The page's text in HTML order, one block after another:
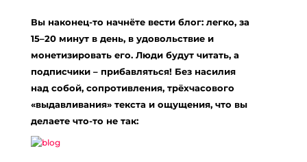
Обязательные поля помечены*
Вы наконец-то начнёте вести блог: легко, за
15–20 минут в день, в удовольствие и
монетизировать его. Люди будут читать, а
подписчики – прибавляться! Без насилия
над собой, сопротивления, трёхчасового
«выдавливания» текста и ощущения, что вы
делаете что-то не так: